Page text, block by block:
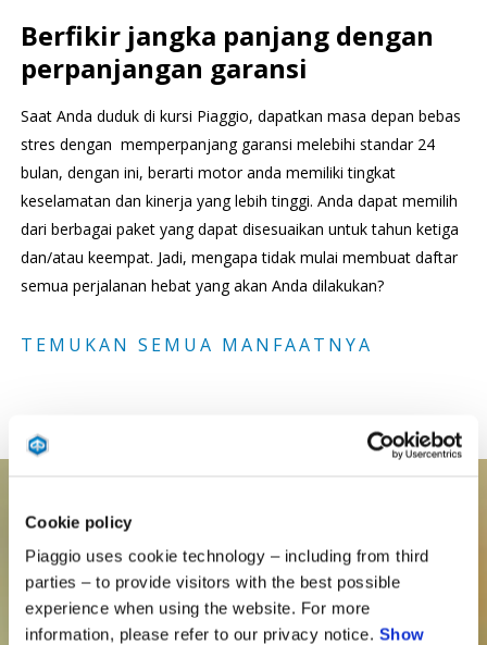
Cookie policy
Piaggio uses cookie technology – including from third
parties – to provide visitors with the best possible
experience when using the website. For more
information, please refer to our privacy notice. Show
Berfikir jangka panjang dengan
perpanjangan garansi
Saat Anda duduk di kursi Piaggio, dapatkan masa depan bebas
stres dengan memperpanjang garansi melebihi standar 24
bulan, dengan ini, berarti motor anda memiliki tingkat
keselamatan dan kinerja yang lebih tinggi. Anda dapat memilih
dari berbagai paket yang dapat disesuaikan untuk tahun ketiga
dan/atau keempat. Jadi, mengapa tidak mulai membuat daftar
semua perjalanan hebat yang akan Anda dilakukan?
TEMUKAN SEMUA MANFAATNYA